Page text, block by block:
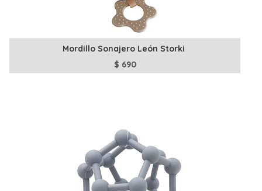
Mordillo Sonajero León Storki
$ 690